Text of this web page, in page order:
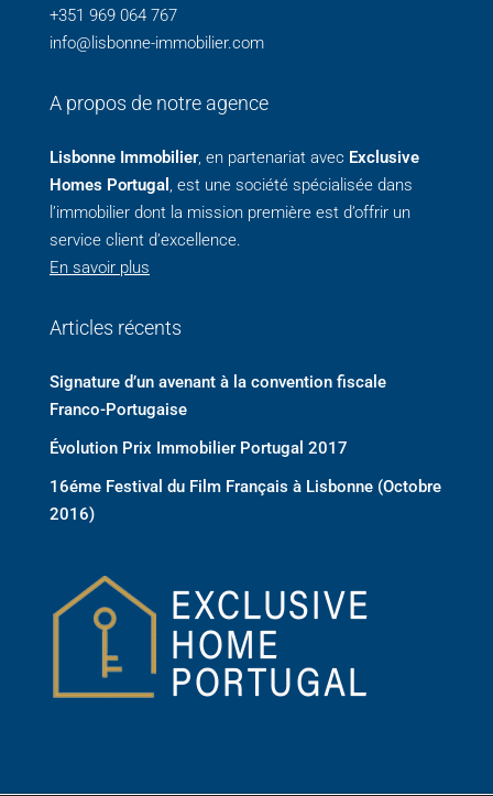
+351 969 064 767
info@lisbonne-immobilier.com
A propos de notre agence
Lisbonne Immobilier, en partenariat avec Exclusive
Homes Portugal , est une société spécialisée dans
l’immobilier dont la mission première est d’offrir un
service client d’excellence.
En savoir plus
Articles récents
Signature d’un avenant à la convention fiscale
Franco-Portugaise
Évolution Prix Immobilier Portugal 2017
16éme Festival du Film Français à Lisbonne (Octobre
2016)